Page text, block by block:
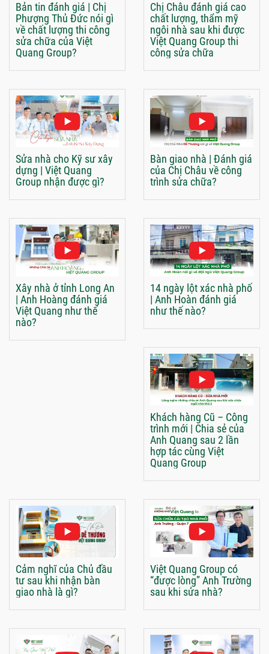
Bản tin đánh giá | Chị
Phượng Thủ Đức nói gì
về chất lượng thi công
sửa chữa của Việt
Quang Group?
Chị Châu đánh giá cao
chất lượng, thẩm mỹ
ngôi nhà sau khi được
Việt Quang Group thi
công sửa chữa
Sửa nhà cho Kỹ sư xây
dựng | Việt Quang
Group nhận được gì?
Bàn giao nhà | Đánh giá
của Chị Châu về công
trình sửa chữa?
Xây nhà ở tỉnh Long An
| Anh Hoàng đánh giá
Việt Quang như thế
nào?
14 ngày lột xác nhà phố
| Anh Hoàn đánh giá
như thế nào?
Khách hàng Cũ – Công
trình mới | Chia sẻ của
Anh Quang sau 2 lần
hợp tác cùng Việt
Quang Group
Cảm nghĩ của Chủ đầu
tư sau khi nhận bàn
giao nhà là gì?
Việt Quang Group có
“được lòng” Anh Trường
sau khi sửa nhà?